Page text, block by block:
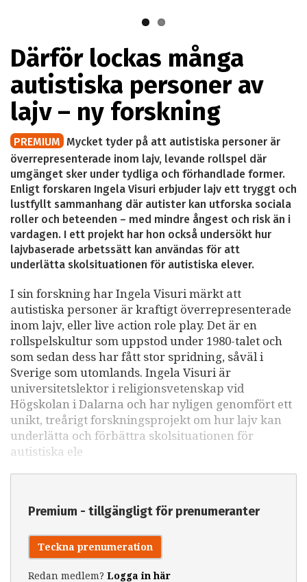
Därför lockas många
autistiska personer av
lajv – ny forskning
PREMIUM Mycket tyder på att autistiska personer är
överrepresenterade inom lajv, levande rollspel där
umgänget sker under tydliga och förhandlade former.
Enligt forskaren Ingela Visuri erbjuder lajv ett tryggt och
lustfyllt sammanhang där autister kan utforska sociala
roller och beteenden – med mindre ångest och risk än i
vardagen. I ett projekt har hon också undersökt hur
lajvbaserade arbetssätt kan användas för att
underlätta skolsituationen för autistiska elever.
I sin forskning har Ingela Visuri märkt att
autistiska personer är kraftigt överrepresenterade
inom lajv, eller live action role play. Det är en
rollspelskultur som uppstod under 1980-talet och
som sedan dess har fått stor spridning, såväl i
Sverige som utomlands. Ingela Visuri är
universitetslektor i religionsvetenskap vid
Högskolan i Dalarna och har nyligen genomfört ett
unikt, treårigt forskningsprojekt om hur lajv kan
underlätta och förbättra skolsituationen för
autistiska ele
Premium - tillgängligt för prenumeranter
Teckna prenumeration
Redan medlem? Logga in här